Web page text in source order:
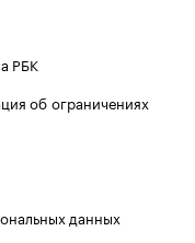
РБК
об ограничениях
данных